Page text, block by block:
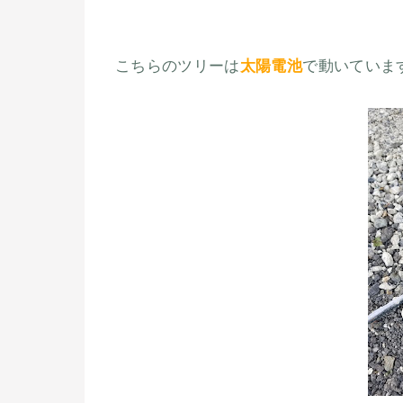
こちらのツリーは太陽電池で動いていま